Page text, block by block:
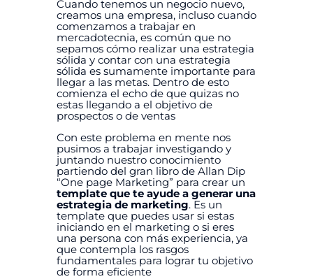
Cuando tenemos un negocio nuevo,
creamos una empresa, incluso cuando
comenzamos a trabajar en
mercadotecnia, es común que no
sepamos cómo realizar una estrategia
sólida y contar con una estrategia
sólida es sumamente importante para
llegar a las metas. Dentro de esto
comienza el echo de que quizas no
estas llegando a el objetivo de
prospectos o de ventas
Con este problema en mente nos
pusimos a trabajar investigando y
juntando nuestro conocimiento
partiendo del gran libro de Allan Dip
“One page Marketing” para crear un
template que te ayude a generar una
estrategia de marketing. Es un
template que puedes usar si estas
iniciando en el marketing o si eres
una persona con más experiencia, ya
que contempla los rasgos
fundamentales para lograr tu objetivo
de forma eficiente